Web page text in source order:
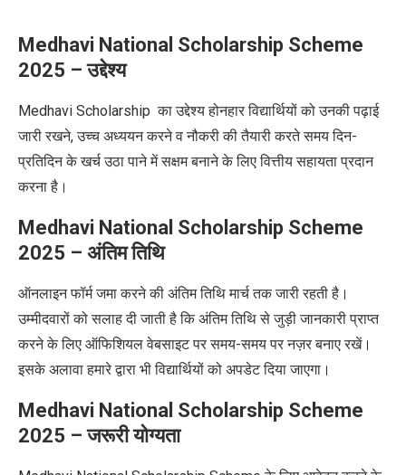
Medhavi National Scholarship Scheme
2025 – उद्देश्य
Medhavi Scholarshipका उद्देश्यहोनहारविद्यार्थियों को उनकी पढ़ाई
जारी रखने, उच्च अध्ययन करनेवनौकरी की तैयारी करते समय दिन-
प्रतिदिन के खर्च उठा पाने में सक्षम बनाने के लिए वित्तीय सहायता प्रदान
करना है।
Medhavi National Scholarship Scheme
2025 – अंतिम तिथि
ऑनलाइन फॉर्म जमा करने की अंतिम तिथि मार्च तक जारी रहती है।
उम्मीदवारों को सलाह दी जाती है कि अंतिम तिथि से जुड़ी जानकारी प्राप्त
करने के लिए ऑफिशियल वेबसाइट पर समय-समय पर नज़र बनाए रखें।
इसके अलावा हमारे द्वारा भी विद्यार्थियों को अपडेट दिया जाएगा।
Medhavi National Scholarship Scheme
2025 – जरूरी योग्यता